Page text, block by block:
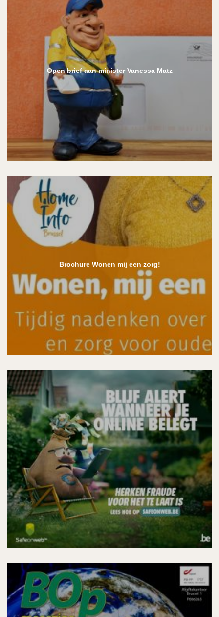
Open brief aan minister Vanessa Matz
Brochure Wonen mij een zorg!